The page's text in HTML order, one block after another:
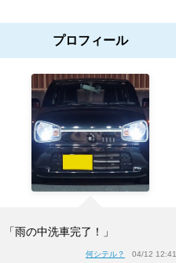
プロフィール
「雨の中洗車完了！」
何シテル？ 04/12 12:41